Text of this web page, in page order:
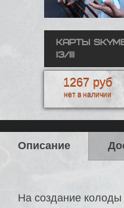
Карты
I3/III
1267 руб
нет в наличии
Описание
На создание колоды